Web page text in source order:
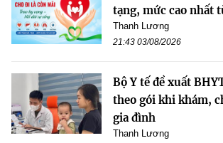
tạng, mức cao nhất
Thanh Lương
21:43 03/08/2026
Bộ Y tế đề xuất
theo gói khi khám,
gia đình
Thanh Lương